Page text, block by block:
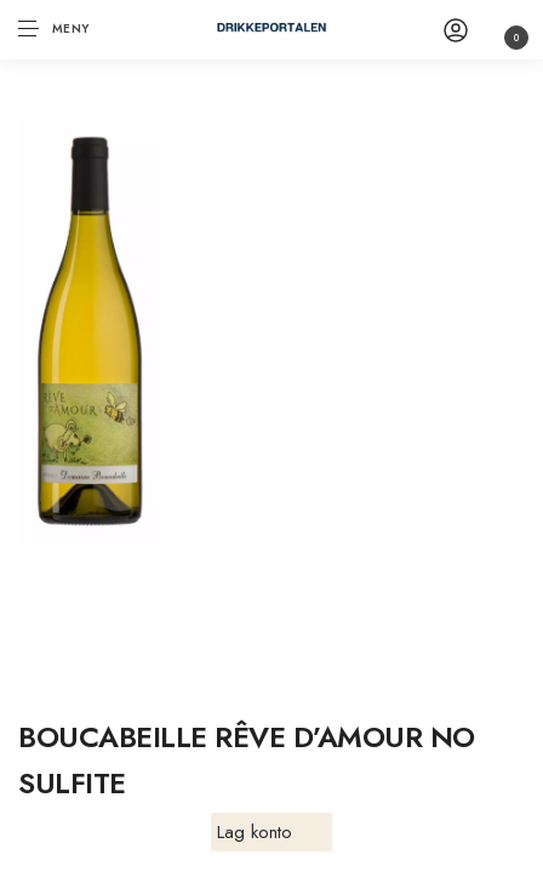
MENY 0
BOUCABEILLE RÊVE D’AMOUR NO
SULFITE
Lag konto